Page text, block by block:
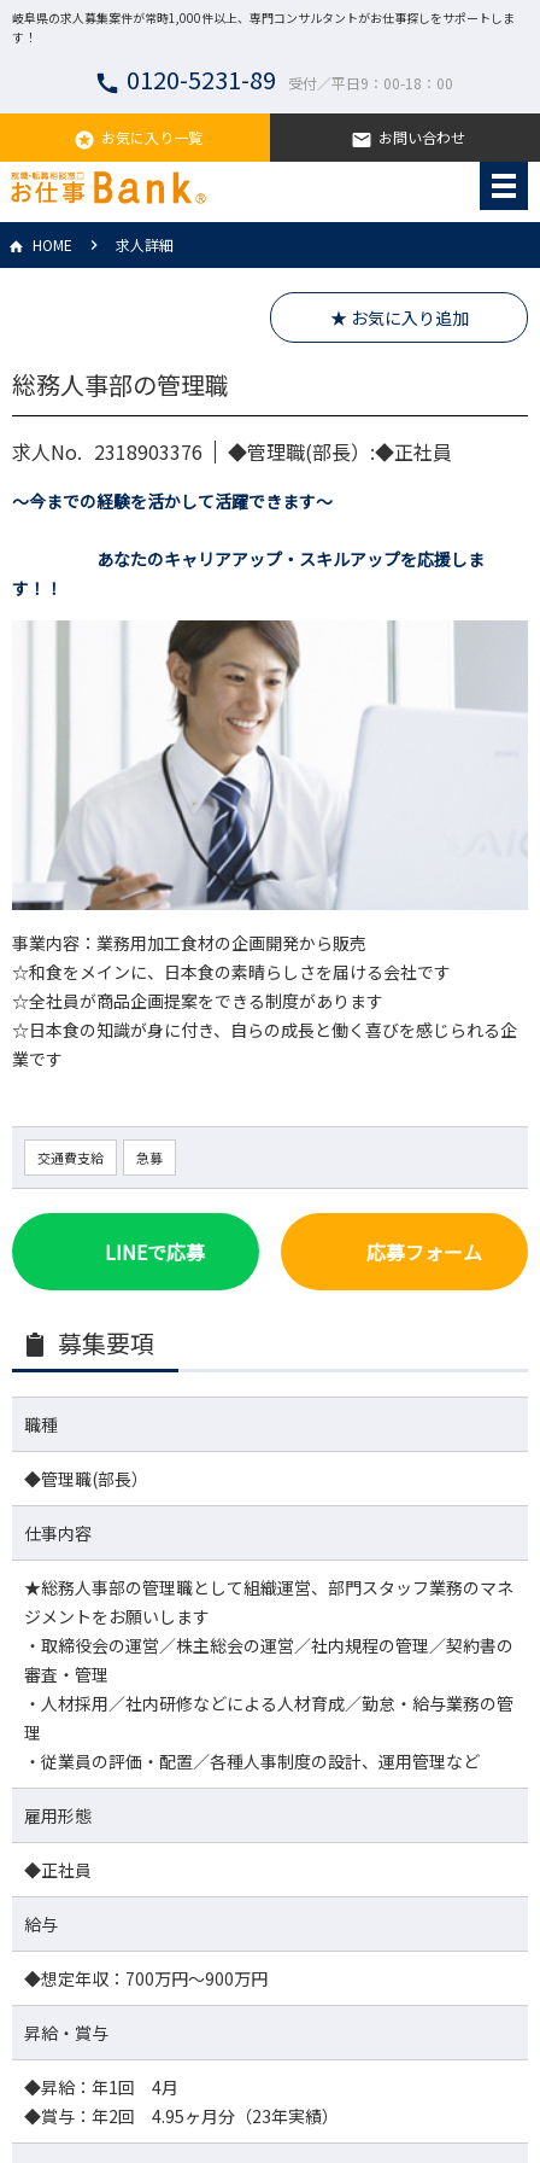
岐阜県の求人募集案件が常時1,000件以上、専門コンサルタントがお仕事探しをサポートしま
す！
call 0120-5231-89 受付／平日9：00-18：00
stars お気に入り一覧 email お問い合わせ
HOME 求人詳細
★ お気に入り追加
総務人事部の管理職
求人No. 2318903376 ◆管理職(部長）:◆正社員
～今までの経験を活かして活躍できます～
あなたのキャリアアップ・スキルアップを応援しま
す！！
事業内容：業務用加工食材の企画開発から販売
☆和食をメインに、日本食の素晴らしさを届ける会社です
☆全社員が商品企画提案をできる制度があります
☆日本食の知識が身に付き、自らの成長と働く喜びを感じられる企
業です
交通費支給 急募
LINEで応募 応募フォーム
募集要項
職種
◆管理職(部長）
仕事内容
★総務人事部の管理職として組織運営、部門スタッフ業務のマネ
ジメントをお願いします
・取締役会の運営／株主総会の運営／社内規程の管理／契約書の
審査・管理
・人材採用／社内研修などによる人材育成／勤怠・給与業務の管
理
・従業員の評価・配置／各種人事制度の設計、運用管理など
雇用形態
◆正社員
給与
◆想定年収：700万円～900万円
昇給・賞与
◆昇給：年1回 4月
◆賞与：年2回 4.95ヶ月分（23年実績）